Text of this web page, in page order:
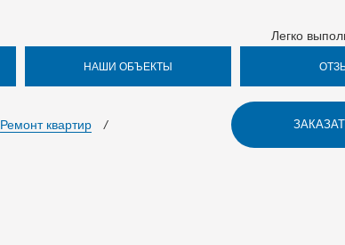
Легко
НАШИ ОБЪЕКТЫ
Ремонт квартир
/